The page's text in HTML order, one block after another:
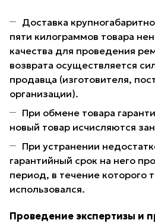
Доставка
пяти килограммов товара
качества для проведения
возврата осуществляется
продавца (изготовителя,
организации).
При обмене товара
новый товар исчисляются
При устранении
гарантийный срок на него
период, в течение которого
использовался.
Проведение экспертизы и